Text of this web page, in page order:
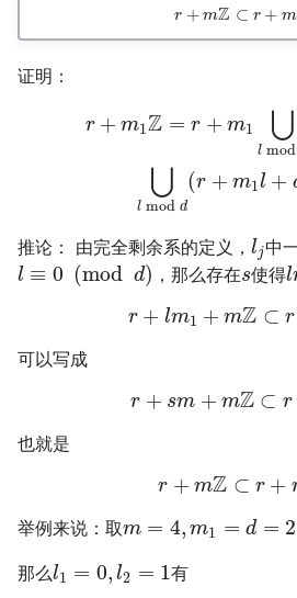
r + mZ ⊂ r + m
证明：
r + m1Z = r + m1 ⋃
l mod
⋃
l mod d
(r + m1l +
推论： 由完全剩余系的定义， lj中
l ≡ 0 (mod d) ，那么存在s使得l
r + lm1 + mZ ⊂ r
可以写成
r + sm + mZ ⊂ r
也就是
r + mZ ⊂ r +
举例来说：取m = 4, m1 = d = 2
那么l1 = 0, l2 = 1有